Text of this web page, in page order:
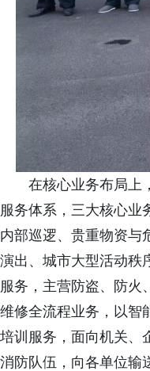
在核心业务布局上
服务体系，三大核心业
内部巡逻、贵重物资与
演出、城市大型活动秩
服务，主营防盗、防火
维修全流程业务，以智
培训服务，面向机关、
消防队伍，向各单位输